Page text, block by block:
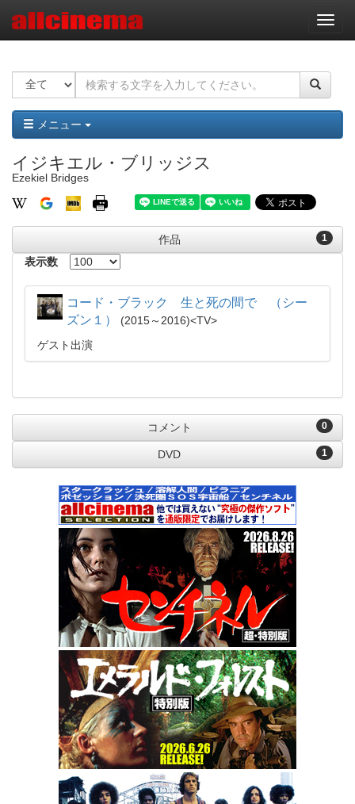
ナ
ビ
ー
ョ
ン
メニュー
イジキエル・ブリッジス
Ezekiel Bridges
1
作品
表示数
コード・ブラック 生と死の間で （シー
ズン１）
2015～2016
TV
ゲスト出演
0
コメント
1
DVD